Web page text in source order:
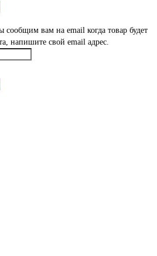
сообщим вам на email когда товар будет
напишите свой email адрес.